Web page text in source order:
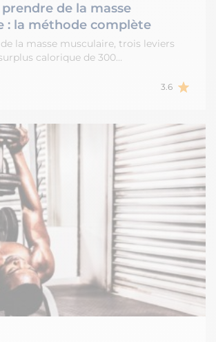
de la masse
: la méthode complète
la masse musculaire, trois leviers
calorique de 300…
3.6